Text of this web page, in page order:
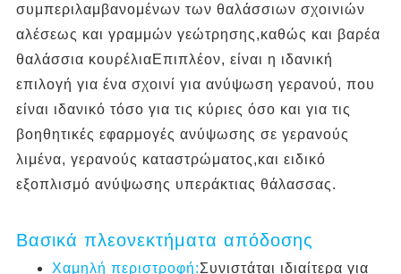
συμπεριλαμβανομένων των θαλάσσιων σχοινιών
αλέσεως και γραμμών γεώτρησης,καθώς και βαρέα
θαλάσσια κουρέλιαΕπιπλέον, είναι η ιδανική
επιλογή για ένα σχοινί για ανύψωση γερανού, που
είναι ιδανικό τόσο για τις κύριες όσο και για τις
βοηθητικές εφαρμογές ανύψωσης σε γερανούς
λιμένα, γερανούς καταστρώματος,και ειδικό
εξοπλισμό ανύψωσης υπεράκτιας θάλασσας.
Βασικά πλεονεκτήματα απόδοσης
Χαμηλή περιστροφή:Συνιστάται ιδιαίτερα για